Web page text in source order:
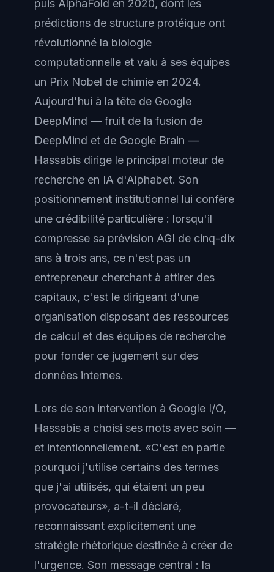
puis AlphaFold en 2020, dont les
prédictions de structure protéique ont
révolutionné la biologie
computationnelle et valu à ses équipes
un Prix Nobel de chimie en 2024.
Aujourd'hui à la tête de Google
DeepMind — fruit de la fusion de
DeepMind et de Google Brain —
Hassabis dirige le principal moteur de
recherche en IA d'Alphabet. Son
positionnement institutionnel lui confère
une crédibilité particulière : lorsqu'il
compresse sa prévision AGI de cinq-dix
ans à trois ans, ce n'est pas un
entrepreneur cherchant à attirer des
capitaux, c'est le dirigeant d'une
organisation disposant des ressources
de calcul et des équipes de recherche
pour fonder ce jugement sur des
données internes.
Lors de son intervention à Google I/O,
Hassabis a choisi ses mots avec soin —
et intentionnellement. «C'est en partie
pourquoi j'utilise certains des termes
que j'ai utilisés, qui étaient un peu
provocateurs», a-t-il déclaré,
reconnaissant explicitement une
stratégie rhétorique destinée à créer de
l'urgence. Son message central : la